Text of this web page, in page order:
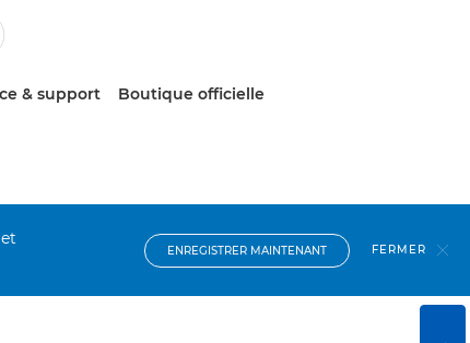
& support Boutique officielle
ENREGISTRER MAINTENANT FERMER